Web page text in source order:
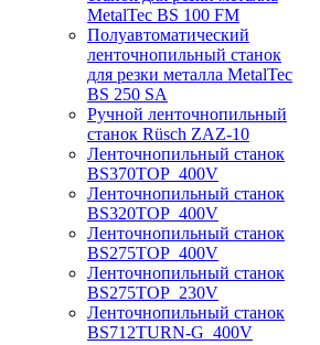
MetalTec BS 100 FM
Полуавтоматический
ленточнопильный станок
для резки металла MetalTec
BS 250 SA
Ручной ленточнопильный
станок Rüsch ZAZ-10
Ленточнопильный станок
BS370TOP_400V
Ленточнопильный станок
BS320TOP_400V
Ленточнопильный станок
BS275TOP_400V
Ленточнопильный станок
BS275TOP_230V
Ленточнопильный станок
BS712TURN-G_400V